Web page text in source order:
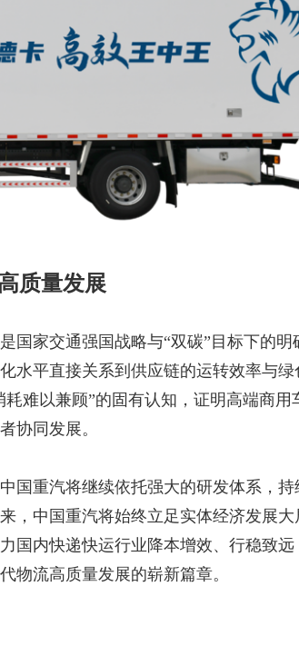
质量发展
国家交通强国战略与“双碳”目标下的明
水平直接关系到供应链的运转效率与绿
难以兼顾”的固有认知，证明高端商用
协同发展。
国重汽将继续依托强大的研发体系，持
，中国重汽将始终立足实体经济发展大
国内快递快运行业降本增效、行稳致远
物流高质量发展的崭新篇章。